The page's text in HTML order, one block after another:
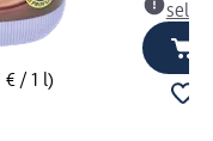
€ / 1 l)